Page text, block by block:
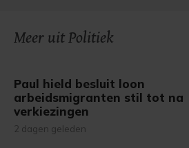
Meer uit Politiek
Paul hield besluit loon
arbeidsmigranten stil tot na
verkiezingen
2 dagen geleden